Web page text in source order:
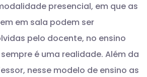
presencial, em que as
em sala podem ser
pelo docente, no ensino
é uma realidade. Além da
nesse modelo de ensino as